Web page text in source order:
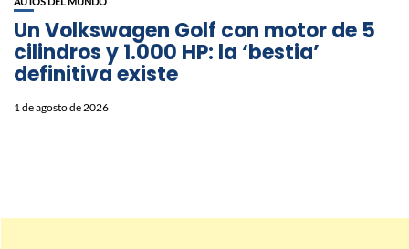
Un Volkswagen Golf con motor de 5
cilindros y 1.000 HP: la ‘bestia’
definitiva existe
1 de agosto de 2026